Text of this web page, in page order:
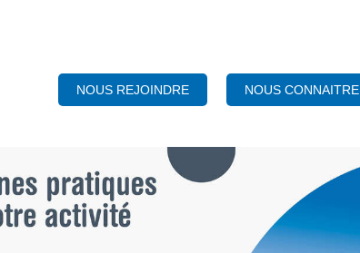
NOUS REJOINDRE NOUS CONNAITRE